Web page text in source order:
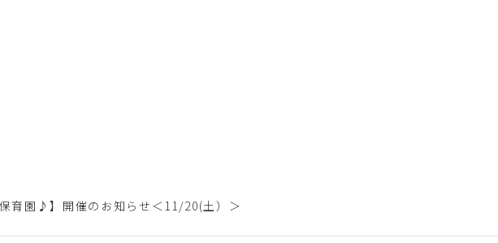
育園♪】開催のお知らせ＜11/20(土）＞